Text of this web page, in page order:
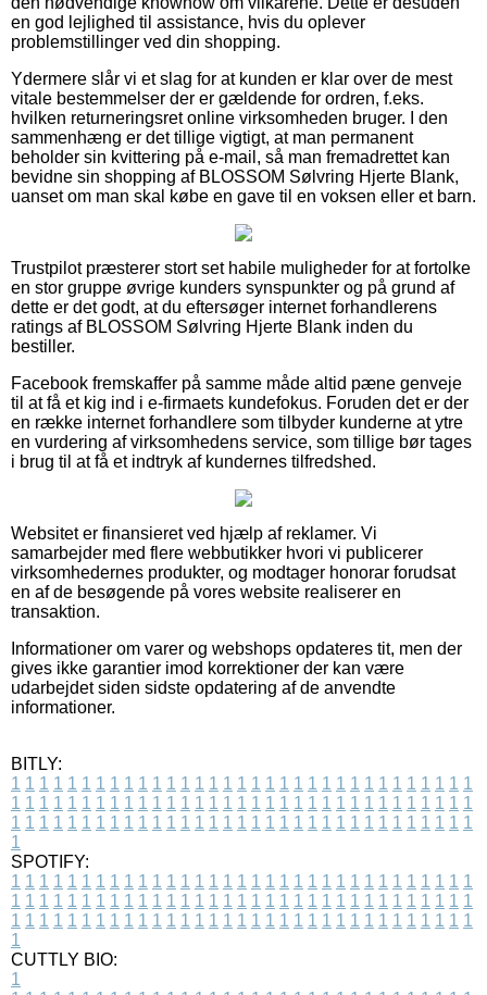
en god lejlighed til assistance, hvis du oplever
problemstillinger ved din shopping.
Ydermere slår vi et slag for at kunden er klar over de mest
vitale bestemmelser der er gældende for ordren, f.eks.
hvilken returneringsret online virksomheden bruger. I den
sammenhæng er det tillige vigtigt, at man permanent
beholder sin kvittering på e-mail, så man fremadrettet kan
bevidne sin shopping af BLOSSOM Sølvring Hjerte Blank,
uanset om man skal købe en gave til en voksen eller et barn.
Trustpilot præsterer stort set habile muligheder for at fortolke
en stor gruppe øvrige kunders synspunkter og på grund af
dette er det godt, at du eftersøger internet forhandlerens
ratings af BLOSSOM Sølvring Hjerte Blank inden du
bestiller.
Facebook fremskaffer på samme måde altid pæne genveje
til at få et kig ind i e-firmaets kundefokus. Foruden det er der
en række internet forhandlere som tilbyder kunderne at ytre
en vurdering af virksomhedens service, som tillige bør tages
i brug til at få et indtryk af kundernes tilfredshed.
Websitet er finansieret ved hjælp af reklamer. Vi
samarbejder med flere webbutikker hvori vi publicerer
virksomhedernes produkter, og modtager honorar forudsat
en af de besøgende på vores website realiserer en
transaktion.
Informationer om varer og webshops opdateres tit, men der
gives ikke garantier imod korrektioner der kan være
udarbejdet siden sidste opdatering af de anvendte
informationer.
BITLY:
1 1 1 1 1 1 1 1 1 1 1 1 1 1 1 1 1 1 1 1 1 1 1 1 1 1 1 1 1 1 1 1 1
1 1 1 1 1 1 1 1 1 1 1 1 1 1 1 1 1 1 1 1 1 1 1 1 1 1 1 1 1 1 1 1 1
1 1 1 1 1 1 1 1 1 1 1 1 1 1 1 1 1 1 1 1 1 1 1 1 1 1 1 1 1 1 1 1 1
1
SPOTIFY:
1 1 1 1 1 1 1 1 1 1 1 1 1 1 1 1 1 1 1 1 1 1 1 1 1 1 1 1 1 1 1 1 1
1 1 1 1 1 1 1 1 1 1 1 1 1 1 1 1 1 1 1 1 1 1 1 1 1 1 1 1 1 1 1 1 1
1 1 1 1 1 1 1 1 1 1 1 1 1 1 1 1 1 1 1 1 1 1 1 1 1 1 1 1 1 1 1 1 1
1
CUTTLY BIO:
1